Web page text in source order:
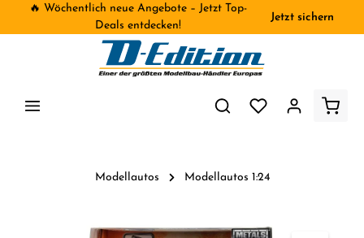
🔥 Wöchentlich neue Angebote – Jetzt Top-
Deals entdecken!
Jetzt sichern
Modellautos Modellautos 1:24